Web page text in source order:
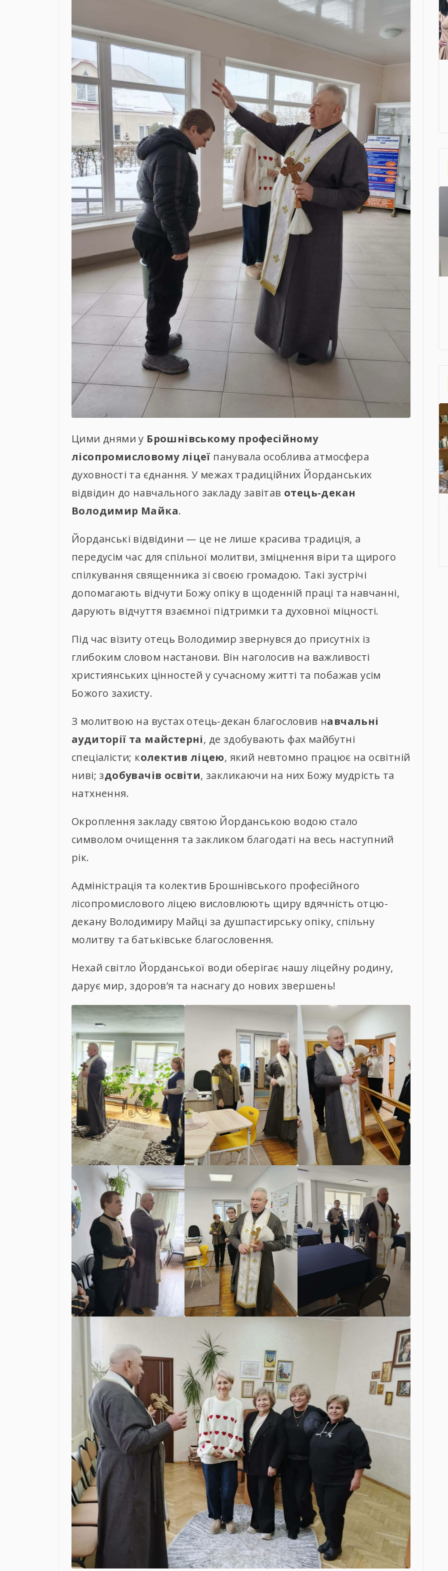
Цими днями у Брошнівському професійному
лісопромисловому ліцеї панувала особлива атмосфера
духовності та єднання. У межах традиційних Йорданських
відвідин до навчального закладу завітав отець-декан
Володимир Майка.
Йорданські відвідини — це не лише красива традиція, а
передусім час для спільної молитви, зміцнення віри та щирого
спілкування священника зі своєю громадою. Такі зустрічі
допомагають відчути Божу опіку в щоденній праці та навчанні,
дарують відчуття взаємної підтримки та духовної міцності.
Під час візиту отець Володимир звернувся до присутніх із
глибоким словом настанови. Він наголосив на важливості
християнських цінностей у сучасному житті та побажав усім
Божого захисту.
З молитвою на вустах отець-декан благословив навчальні
аудиторії та майстерні, де здобувають фах майбутні
спеціалісти; колектив ліцею, який невтомно працює на освітній
ниві; здобувачів освіти, закликаючи на них Божу мудрість та
натхнення.
Окроплення закладу святою Йорданською водою стало
символом очищення та закликом благодаті на весь наступний
рік.
Адміністрація та колектив Брошнівського професійного
лісопромислового ліцею висловлюють щиру вдячність отцю-
декану Володимиру Майці за душпастирську опіку, спільну
молитву та батьківське благословення.
Нехай світло Йорданської води оберігає нашу ліцейну родину,
дарує мир, здоров’я та наснагу до нових звершень!